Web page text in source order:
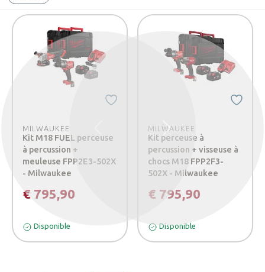
MILWAUKEE
Kit M18 FUEL perceuse
à percussion +
meuleuse FPP2E3-502X
- Milwaukee
€ 795,90
Disponible
MILWAUKEE
Kit perceuse à
percussion + visseuse à
chocs M18 FPP2F3-
502X - Milwaukee
€ 795,90
Disponible
Précédent Suivant